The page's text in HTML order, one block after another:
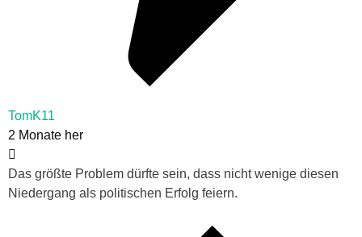
TomK11
2 Monate her
Das größte Problem dürfte sein, dass nicht wenige diesen
Niedergang als politischen Erfolg feiern.